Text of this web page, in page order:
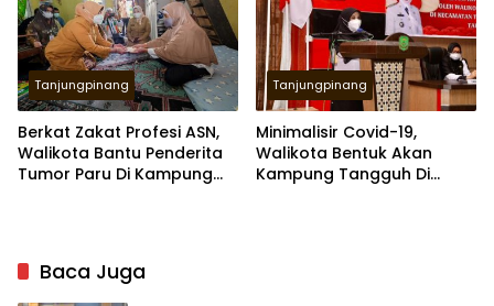
Tanjungpinang
Berkat Zakat Profesi ASN,
Walikota Bantu Penderita
Tumor Paru Di Kampung
Tanjungpinang
Minimalisir Covid-19,
Walikota Bentuk Akan
Kampung Tangguh Di
Baca Juga